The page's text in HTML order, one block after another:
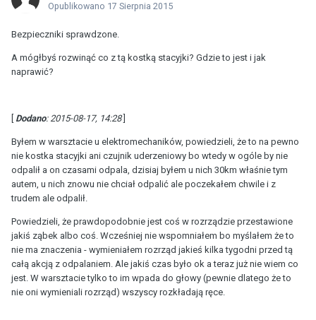
Opublikowano 17 Sierpnia 2015
Bezpieczniki sprawdzone.
A mógłbyś rozwinąć co z tą kostką stacyjki? Gdzie to jest i jak
naprawić?
Dodano: 2015-08-17, 14:28]
Byłem w warsztacie u elektromechaników, powiedzieli, że to na pewno
nie kostka stacyjki ani czujnik uderzeniowy bo wtedy w ogóle by nie
odpalił a on czasami odpala, dzisiaj byłem u nich 30km właśnie tym
autem, u nich znowu nie chciał odpalić ale poczekałem chwile i z
trudem ale odpalił.
Powiedzieli, że prawdopodobnie jest coś w rozrządzie przestawione
jakiś ząbek albo coś. Wcześniej nie wspomniałem bo myślałem że to
nie ma znaczenia - wymieniałem rozrząd jakieś kilka tygodni przed tą
całą akcją z odpalaniem. Ale jakiś czas było ok a teraz już nie wiem co
jest. W warsztacie tylko to im wpada do głowy (pewnie dlatego że to
nie oni wymieniali rozrząd) wszyscy rozkładają ręce.